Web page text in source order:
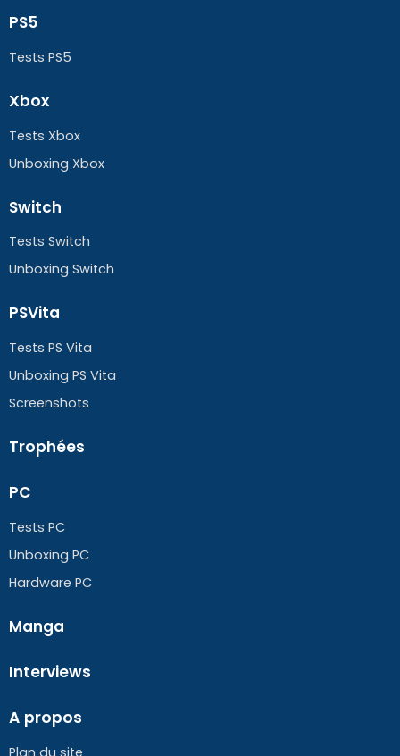
PS5
Tests PS5
Xbox
Tests Xbox
Unboxing Xbox
Switch
Tests Switch
Unboxing Switch
PSVita
Tests PS Vita
Unboxing PS Vita
Screenshots
Trophées
PC
Tests PC
Unboxing PC
Hardware PC
Manga
Interviews
A propos
Plan du site